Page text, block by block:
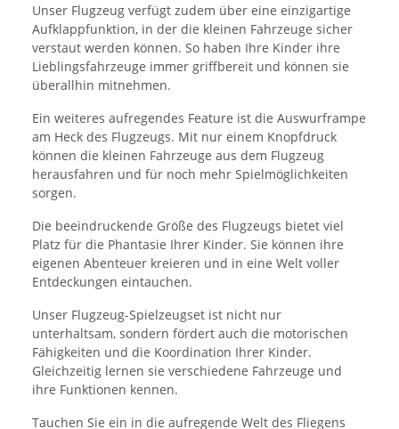
Unser Flugzeug verfügt zudem über eine einzigartige
Aufklappfunktion, in der die kleinen Fahrzeuge sicher
verstaut werden können. So haben Ihre Kinder ihre
Lieblingsfahrzeuge immer griffbereit und können sie
überallhin mitnehmen.
Ein weiteres aufregendes Feature ist die Auswurframpe
am Heck des Flugzeugs. Mit nur einem Knopfdruck
können die kleinen Fahrzeuge aus dem Flugzeug
herausfahren und für noch mehr Spielmöglichkeiten
sorgen.
Die beeindruckende Größe des Flugzeugs bietet viel
Platz für die Phantasie Ihrer Kinder. Sie können ihre
eigenen Abenteuer kreieren und in eine Welt voller
Entdeckungen eintauchen.
Unser Flugzeug-Spielzeugset ist nicht nur
unterhaltsam, sondern fördert auch die motorischen
Fähigkeiten und die Koordination Ihrer Kinder.
Gleichzeitig lernen sie verschiedene Fahrzeuge und
ihre Funktionen kennen.
Tauchen Sie ein in die aufregende Welt des Fliegens